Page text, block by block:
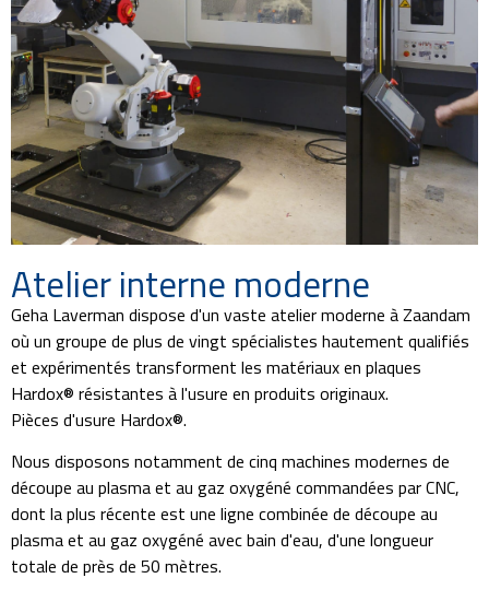
Atelier interne moderne
Geha Laverman dispose d'un vaste atelier moderne à Zaandam
où un groupe de plus de vingt spécialistes hautement qualifiés
et expérimentés transforment les matériaux en plaques
Hardox® résistantes à l'usure en produits originaux.
Pièces d'usure Hardox®.
Nous disposons notamment de cinq machines modernes de
découpe au plasma et au gaz oxygéné commandées par CNC,
dont la plus récente est une ligne combinée de découpe au
plasma et au gaz oxygéné avec bain d'eau, d'une longueur
totale de près de 50 mètres.